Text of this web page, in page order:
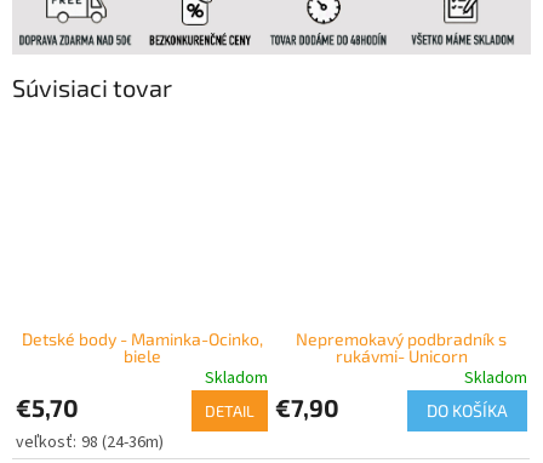
Súvisiaci tovar
Detské body - Maminka-Ocinko,
biele
Skladom
€5,70 DETAIL
98 (24-36m)
Nepremokavý podbradník s
rukávmi- Unicorn
Skladom
€7,90 DO KOŠÍKA